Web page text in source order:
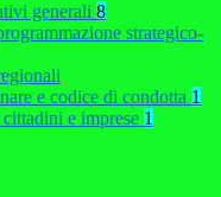
generali 8
strategico-
e codice di condotta 1
e imprese 1